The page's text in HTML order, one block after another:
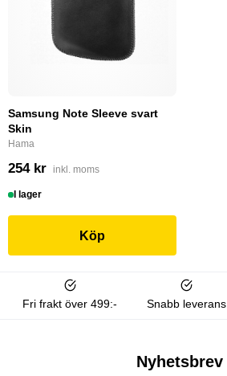
Samsung Note Sleeve svart
Skin
Hama
254 kr inkl. moms
I lager
Köp
Fri frakt över 499:- Snabb leverans
Nyhetsbrev